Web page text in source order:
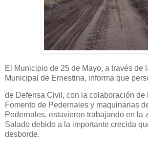
El Municipio de 25 de Mayo, a través de
Municipal de Ernestina, informa que
de Defensa Civil, con la colaboración de
Fomento de Pedernales y maquinarias
Pedernales, estuvieron trabajando en la
Salado debido a la importante crecida
desborde.